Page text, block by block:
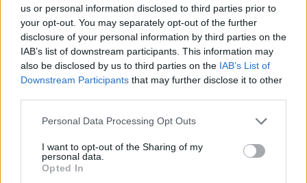
us or personal information disclosed to third parties prior to
your opt-out. You may separately opt-out of the further
disclosure of your personal information by third parties on the
IAB’s list of downstream participants. This information may
also be disclosed by us to third parties on the IAB’s List of
Downstream Participants that may further disclose it to other
Personal Data Processing Opt Outs
I want to opt-out of the Sharing of my
personal data.
Opted In